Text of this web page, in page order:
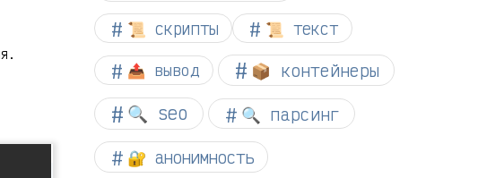
📜 скрипты 📜 текст
📤 вывод 📦 контейнеры
🔍 seo 🔍 парсинг
🔐 анонимность